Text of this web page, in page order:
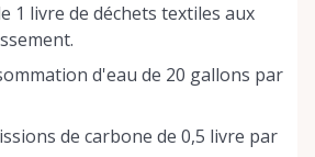
1 livre de déchets textiles aux
d'eau de 20 gallons par
de carbone de 0,5 livre par